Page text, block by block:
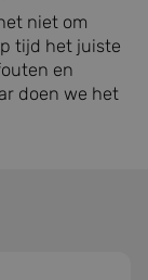
niet om
tijd het juiste
en
doen we het
5 maanden 4
Google